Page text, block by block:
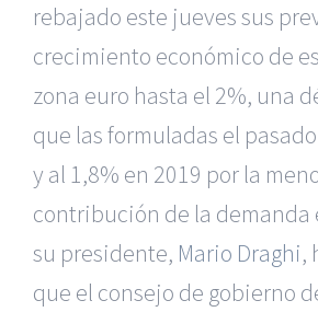
rebajado este jueves sus
crecimiento económico de
zona euro hasta el 2%, una
que las formuladas el
y al 1,8% en 2019 por la
contribución de la demanda
su presidente, Mario Draghi,
que el consejo de gobierno